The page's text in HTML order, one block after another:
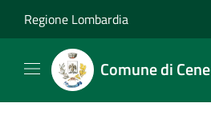
Regione Lombardia
Comune di Cene